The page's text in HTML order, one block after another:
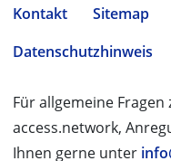
Kontakt Sitemap
Datenschutzhinweis
Für allgemeine
access.network,
Ihnen gerne unter